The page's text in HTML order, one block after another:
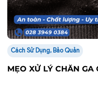
Cách Sử Dụng, Bảo Quản
MẸO XỬ LÝ CHĂN GA